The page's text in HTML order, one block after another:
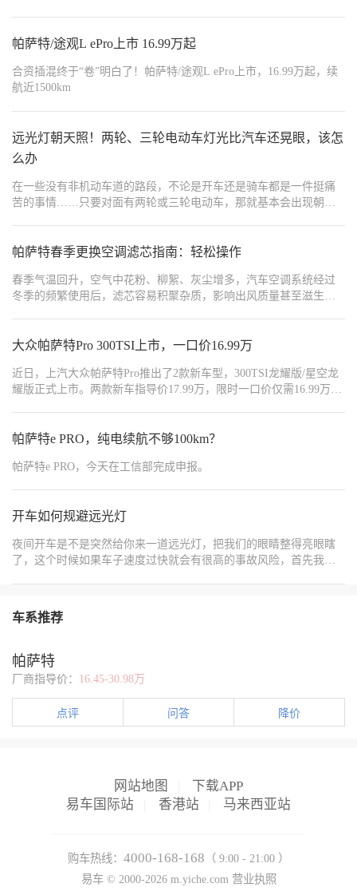
舱，“加量不加价“，为消费者带来超值购车体验。
帕萨特/途观L ePro上市 16.99万起
合资插混终于“卷”明白了！帕萨特/途观L ePro上市，16.99万起，续
航近1500km
远光灯朝天照！两轮、三轮电动车灯光比汽车还晃眼，该怎
么办
在一些没有非机动车道的路段，不论是开车还是骑车都是一件挺痛
苦的事情……只要对面有两轮或三轮电动车，那就基本会出现朝天
帕萨特春季更换空调滤芯指南：轻松操作
春季气温回升，空气中花粉、柳絮、灰尘增多，汽车空调系统经过
冬季的频繁使用后，滤芯容易积聚杂质，影响出风质量甚至滋生细
空调滤芯，省时又省钱。 -冬季雾霾、沙尘较多，滤芯易堵塞，导致
少过敏风险。夏季即将到来，清洁的滤芯有助于空调快速降温，降
低能耗。每1万公里或1年更换一次，若环境恶劣可缩短更换里程。
两侧有塑料卡扣（或阻尼杆），向内按压使其脱离，缓慢放下手套
见一个长方形塑料盖板（约15cm×10cm），侧面有卡扣，轻按即可
打开。 滤芯为折叠式结构，注意箭头方向（箭头代表气流方向，通
尘。将新滤芯按原箭头方向插入槽内，确保完全卡入，避免缝隙漏
合是否顺畅。 注意事项 1. 滤芯方向勿装反：反向安装会导致过滤效
果下降，增加风机负荷。 2. 选择优质滤芯：推荐活性炭滤芯，可吸
附异味和有害气体。 3. 检查空调系统：更换后若仍有异味，可能是
至关重要的环节。帕萨特的设计让车主能轻松动手，既能保障健
大众帕萨特Pro 300TSI上市，一口价16.99万
近日，上汽大众帕萨特Pro推出了2款新车型，300TSI龙耀版/星空龙
耀版正式上市。两款新车指导价17.99万，限时一口价仅需16.99万。
帕萨特e PRO，纯电续航不够100km？
帕萨特e PRO，今天在工信部完成申报。
开车如何规避远光灯
夜间开车是不是突然给你来一道远光灯，把我们的眼睛整得亮眼瞎
了，这个时候如果车子速度过快就会有很高的事故风险，首先我们
开远光灯，那么就得学会怎么应对突然来的远光灯，遇到了先眼神
躲避，目光稍微向右下偏移避免强光直射眼睛，还有很多车内后视
减速避免前方有障碍物或者行人，然后可以打双闪提醒对向车关闭
远光灯，有时候可能别人是忘了！
车系推荐
帕萨特
厂商指导价： 16.45-30.98万
点评 问答 降价
网站地图
下载APP
易车国际站
香港站 马来西亚站
购车热线： 4000-168-168 （ 9:00 - 21:00 ）
易车 © 2000-2026m.yiche.com 营业执照